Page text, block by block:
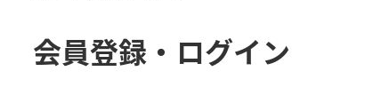
会員登録・ログイン